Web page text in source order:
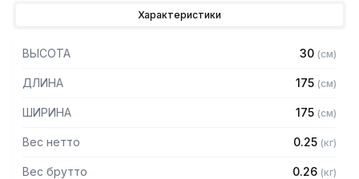
Для уточнения совместимости аксессуаров с
Характеристики
ВЫСОТА 30 (см)
ДЛИНА 175 (см)
ШИРИНА 175 (см)
Вес нетто 0.25 (кг)
Вес брутто 0.26 (кг)